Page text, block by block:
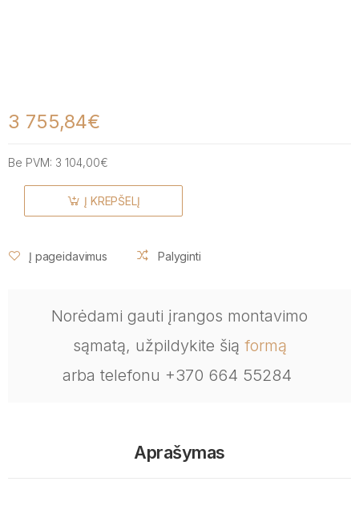
3 755,84€
Be PVM: 3 104,00€
Į KREPŠELĮ
Į pageidavimus Palyginti
Norėdami gauti įrangos montavimo
sąmatą, užpildykite šią formą
arba telefonu +370 664 55284
Aprašymas